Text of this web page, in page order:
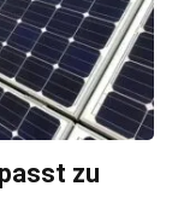
zu